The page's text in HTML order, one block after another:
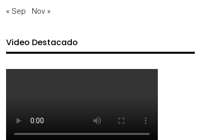
« Sep Nov »
Video Destacado